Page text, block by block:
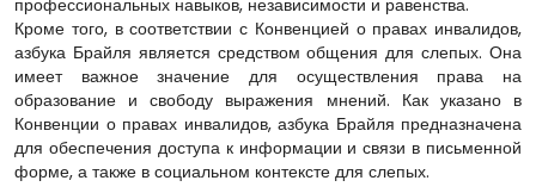
профессиональных навыков, независимости и равенства.
Кроме того, в соответствии с Конвенцией о правах инвалидов,
азбука Брайля является средством общения для слепых. Она
имеет важное значение для осуществления права на
образование и свободу выражения мнений. Как указано в
Конвенции о правах инвалидов, азбука Брайля предназначена
для обеспечения доступа к информации и связи в письменной
форме, а также в социальном контексте для слепых.